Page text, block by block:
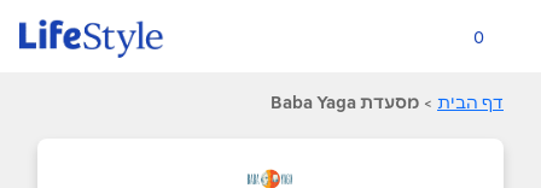
0
דף הבית > מסעדת Baba Yaga